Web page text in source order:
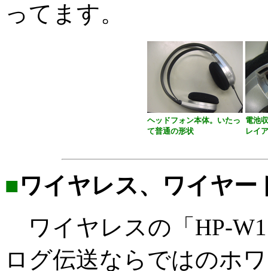
ってます。
ヘッドフォン本体。いたっ
て普通の形状
電池
レイ
■ワイヤレス、ワイヤ
ワイヤレスの「HP-
ログ伝送ならではのホ